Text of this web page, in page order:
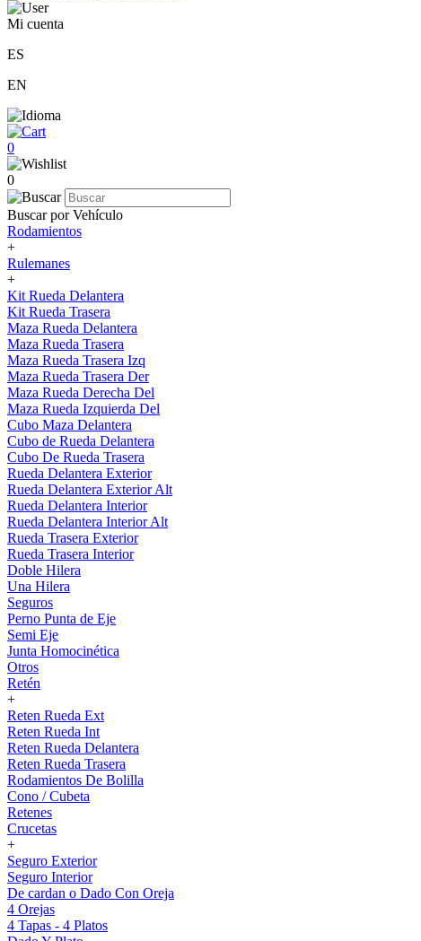
Mi cuenta
ES
EN
0
0
Buscar por Vehículo
Rodamientos
+
Rulemanes
+
Kit Rueda Delantera
Kit Rueda Trasera
Maza Rueda Delantera
Maza Rueda Trasera
Maza Rueda Trasera Izq
Maza Rueda Trasera Der
Maza Rueda Derecha Del
Maza Rueda Izquierda Del
Cubo Maza Delantera
Cubo de Rueda Delantera
Cubo De Rueda Trasera
Rueda Delantera Exterior
Rueda Delantera Exterior Alt
Rueda Delantera Interior
Rueda Delantera Interior Alt
Rueda Trasera Exterior
Rueda Trasera Interior
Doble Hilera
Una Hilera
Seguros
Perno Punta de Eje
Semi Eje
Junta Homocinética
Otros
Retén
+
Reten Rueda Ext
Reten Rueda Int
Reten Rueda Delantera
Reten Rueda Trasera
Rodamientos De Bolilla
Cono / Cubeta
Retenes
Crucetas
+
Seguro Exterior
Seguro Interior
De cardan o Dado Con Oreja
4 Orejas
4 Tapas - 4 Platos